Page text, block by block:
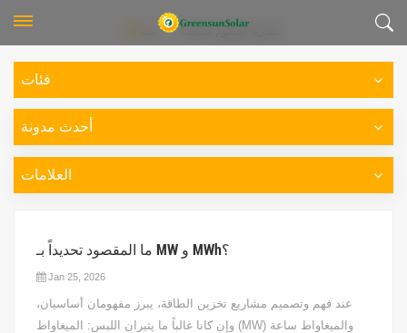
بطارية الليثيوم جامايكا
فئات
أحدث مدونة
العلامات
ما المقصود تحديداً بـ MW و MWh؟
Jan 25, 2026
عند فهم وتصميم مشاريع تخزين الطاقة، يبرز مفهومان أساسيان،
وإن كانا غالباً ما يثيران اللبس: الميغاواط (MW) والميغاواط ساعة